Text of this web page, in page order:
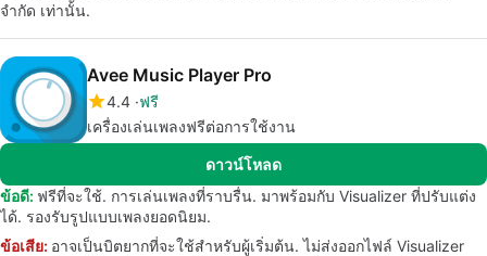
จำกัด เท่านั้น.
Avee Music Player Pro
4.4 ฟรี
เครื่องเล่นเพลงฟรีต่อการใช้งาน
ดาวน์โหลด
ข้อดี: ฟรีที่จะใช้. การเล่นเพลงที่ราบรื่น. มาพร้อมกับ Visualizer ที่ปรับแต่ง
ได้. รองรับรูปแบบเพลงยอดนิยม.
ข้อเสีย: อาจเป็นบิตยากที่จะใช้สำหรับผู้เริ่มต้น. ไม่ส่งออกไฟล์ Visualizer